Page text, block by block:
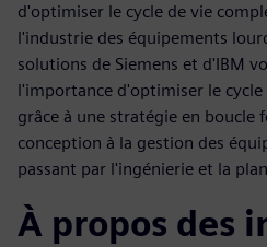
d'optimiser le cycle de vie
l'industrie des équipements
solutions de Siemens et d'IBM
l'importance d'optimiser le
grâce à une stratégie en boucle
conception à la gestion des
passant par l'ingénierie et la
À propos des